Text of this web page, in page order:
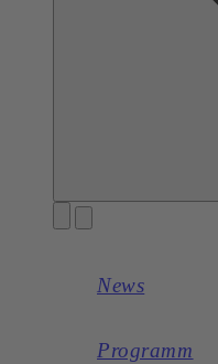
News
Programm